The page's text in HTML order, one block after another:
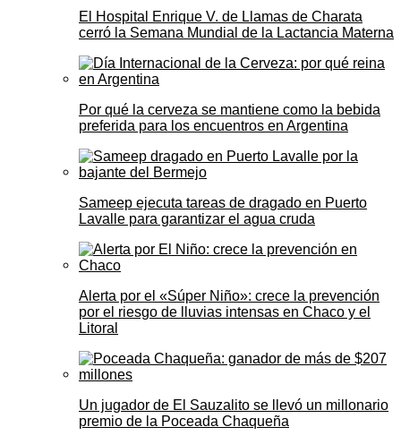
El Hospital Enrique V. de Llamas de Charata
cerró la Semana Mundial de la Lactancia Materna
Por qué la cerveza se mantiene como la bebida
preferida para los encuentros en Argentina
Sameep ejecuta tareas de dragado en Puerto
Lavalle para garantizar el agua cruda
Alerta por el «Súper Niño»: crece la prevención
por el riesgo de lluvias intensas en Chaco y el
Litoral
Un jugador de El Sauzalito se llevó un millonario
premio de la Poceada Chaqueña